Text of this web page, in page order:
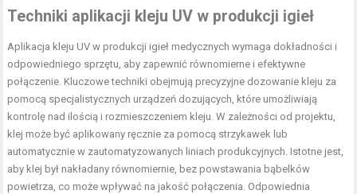
Techniki aplikacji kleju UV w produkcji igieł
Aplikacja kleju UV w produkcji igieł medycznych wymaga dokładności i
odpowiedniego sprzętu, aby zapewnić równomierne i efektywne
połączenie. Kluczowe techniki obejmują precyzyjne dozowanie kleju za
pomocą specjalistycznych urządzeń dozujących, które umożliwiają
kontrolę nad ilością i rozmieszczeniem kleju. W zależności od projektu,
klej może być aplikowany ręcznie za pomocą strzykawek lub
automatycznie w zautomatyzowanych liniach produkcyjnych. Istotne jest,
aby klej był nakładany równomiernie, bez powstawania bąbelków
powietrza, co może wpływać na jakość połączenia. Odpowiednia